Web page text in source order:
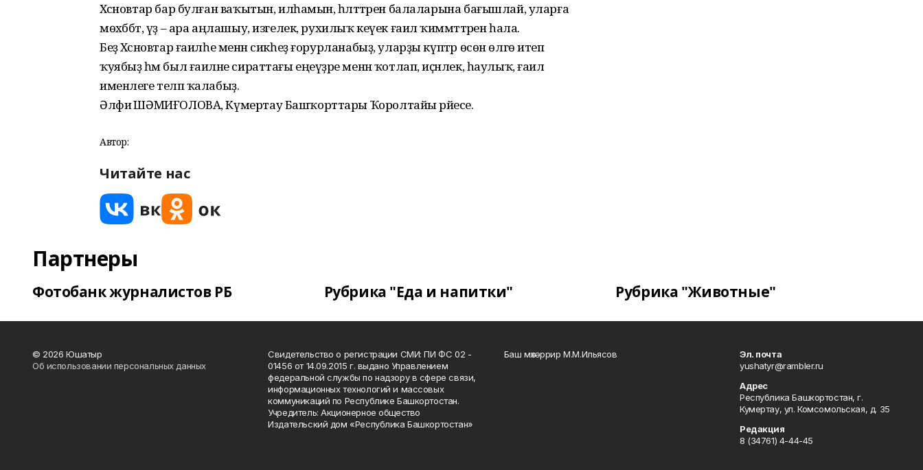
Хәсәновтар бар булған ваҡытын, илһамын, һәләттәрен балаларына бағышлай, уларға
мөхәббәт, үҙ – ара аңлашыу, изгелек, рухилыҡ кеүек ғаилә ҡиммәттәрен һала.
Беҙ Хәсәновтар ғаилһе менән сикһеҙ ғорурланабыҙ, уларҙы күптәр өсөн өлгө итеп
ҡуябыҙ һәм был ғаиләне сираттағы еңеүҙәре менән ҡотлап, иҫәнлек, һаулыҡ, ғаилә
именлеге теләп ҡалабыҙ.
Әлфиә ШӘМИҒОЛОВА, Күмертау Башҡорттары Ҡоролтайы рәйесе.
Автор:
Читайте нас
Партнеры
Фотобанк журналистов РБ Рубрика "Еда и напитки" Рубрика "Животные"
© 2026 Юшатыр
Об использовании персональных данных
Свидетельство о регистрации СМИ: ПИ ФС 02 -
01456 от 14.09.2015 г. выдано Управлением
федеральной службы по надзору в сфере связи,
информационных технологий и массовых
коммуникаций по Республике Башкортостан.
Учредитель: Акционерное общество
Издательский дом «Республика Башкортостан»
Баш мөхәррир М.М.Ильясов
Эл. почта
yushatyr@rambler.ru
Адрес
Республика Башкортостан, г.
Кумертау, ул. Комсомольская, д. 35
Редакция
8 (34761) 4-44-45